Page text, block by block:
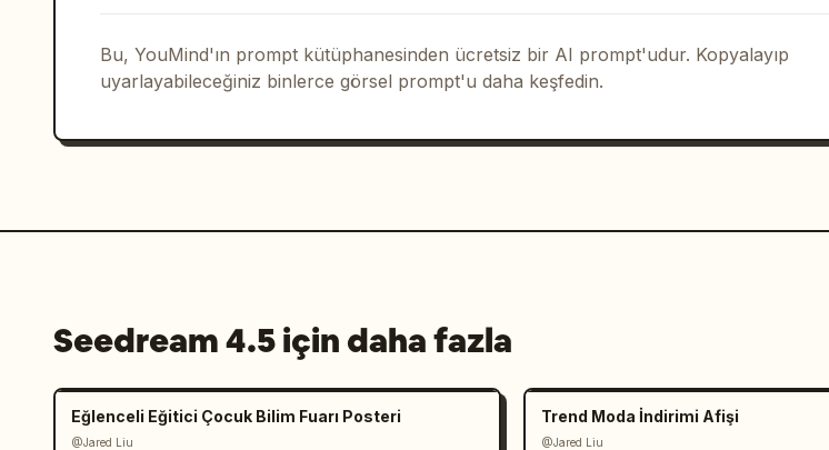
Bu, YouMind'ın prompt kütüphanesinden ücretsiz bir AI prompt'udur. Kopyalayıp
uyarlayabileceğiniz binlerce görsel prompt'u daha keşfedin.
Seedream 4.5 için daha fazla
Eğlenceli Eğitici Çocuk Bilim Fuarı Posteri
@Jared Liu
Trend Moda İndirimi Afişi
@Jared Liu